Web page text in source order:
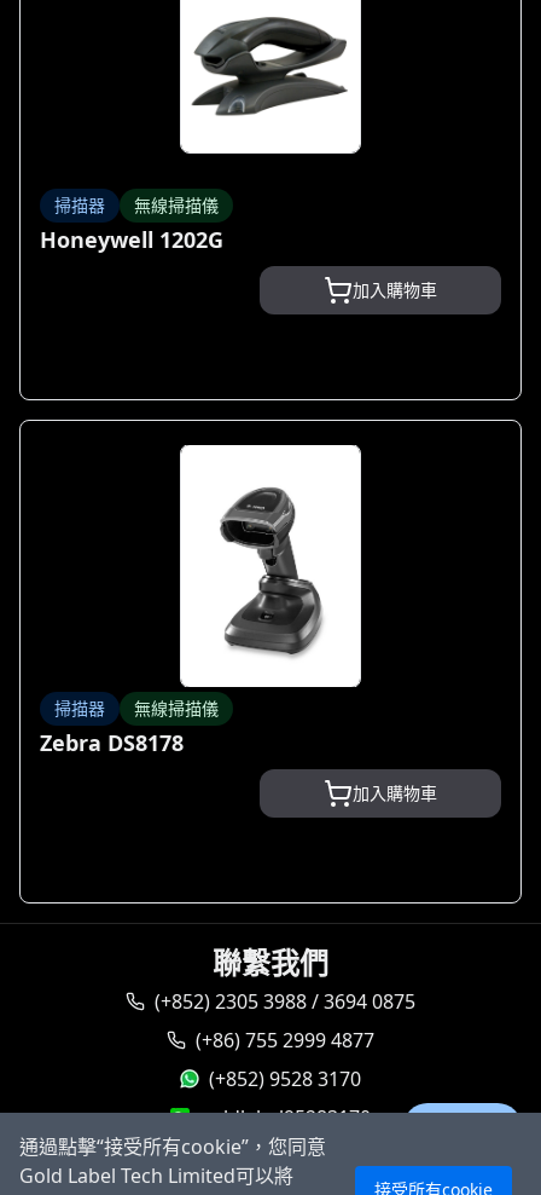
掃描器 無線掃描儀
Honeywell 1202G
加入購物車
掃描器 無線掃描儀
Zebra DS8178
加入購物車
通過點擊“接受所有cookie”，您同意
Gold Label Tech Limited可以將
接受所有cookie
聯繫我們
(+852) 2305 3988 / 3694 0875
(+86) 755 2999 4877
(+852) 9528 3170
goldlabel95283170
sales@goldlabeltech.com